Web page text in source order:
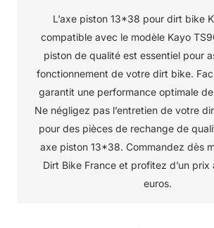
L’axe piston 13*38 pour dirt bike
compatible avec le modèle Kayo
piston de qualité est essentiel pour
fonctionnement de votre dirt bike.
garantit une performance optimale
Ne négligez pas l’entretien de votre
pour des pièces de rechange de
axe piston 13*38. Commandez dès
Dirt Bike France et profitez d’un
euros.